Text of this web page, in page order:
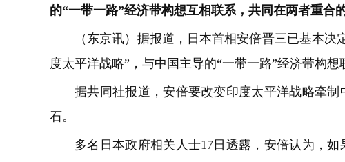
的“一带一路”经济带构想互相联系，共同在两者重合
（东京讯）据报道，日本首相安倍晋三已基本
度太平洋战略”，与中国主导的“一带一路”经济带构想
据共同社报道，安倍要改变印度太平洋战略牵
石。
多名日本政府相关人士17日透露，安倍认为，